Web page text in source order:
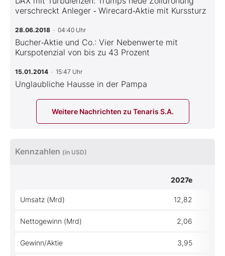
verschreckt Anleger ‑ Wirecard‑Aktie mit Kurssturz
28.06.2018 · 04:40 Uhr
Bucher‑Aktie und Co.: Vier Nebenwerte mit
Kurspotenzial von bis zu 43 Prozent
15.01.2014 · 15:47 Uhr
Unglaubliche Hausse in der Pampa
Weitere Nachrichten zu Tenaris S.A.
Kennzahlen (in USD)
2027e
Umsatz (Mrd) 12,82
Nettogewinn (Mrd) 2,06
Gewinn/Aktie 3,95